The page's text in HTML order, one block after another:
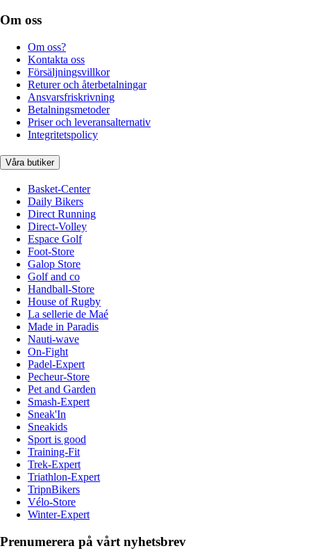
Om oss
Om oss?
Kontakta oss
Försäljningsvillkor
Returer och återbetalningar
Ansvarsfriskrivning
Betalningsmetoder
Priser och leveransalternativ
Integritetspolicy
Våra butiker
Basket-Center
Daily Bikers
Direct Running
Direct-Volley
Espace Golf
Foot-Store
Galop Store
Golf and co
Handball-Store
House of Rugby
La sellerie de Maé
Made in Paradis
Nauti-wave
On-Fight
Padel-Expert
Pecheur-Store
Pet and Garden
Smash-Expert
Sneak'In
Sneakids
Sport is good
Training-Fit
Trek-Expert
Triathlon-Expert
TripnBikers
Vélo-Store
Winter-Expert
Prenumerera på vårt nyhetsbrev